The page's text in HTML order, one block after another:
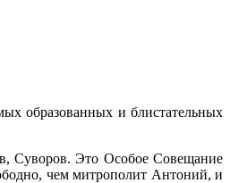
образованных и блистательных
Суворов. Это Особое Совещание
чем митрополит Антоний, и